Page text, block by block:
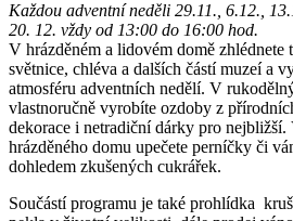
Každou adventní neděli 29.11., 6.12.,
20. 12. vždy od 13:00 do 16:00 hod.
V hrázděném a lidovém domě
světnice, chléva a dalších částí muzeí a
atmosféru adventních nedělí. V
vlastnoručně vyrobíte ozdoby z
dekorace i netradiční dárky pro nejbližší.
hrázděného domu upečete perníčky či
dohledem zkušených cukrářek.
Součástí programu je také prohlídka